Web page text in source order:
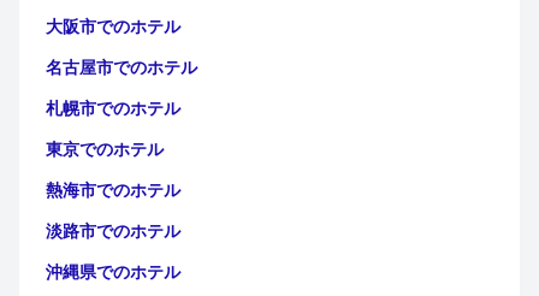
大阪市でのホテル
名古屋市でのホテル
札幌市でのホテル
東京でのホテル
熱海市でのホテル
淡路市でのホテル
沖縄県でのホテル